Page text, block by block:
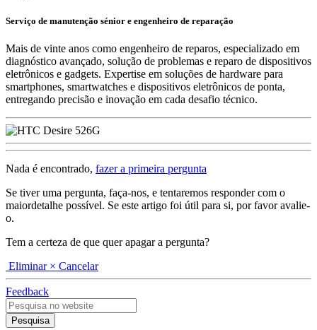
Serviço de manutenção sénior e engenheiro de reparação
Mais de vinte anos como engenheiro de reparos, especializado em
diagnóstico avançado, solução de problemas e reparo de dispositivos
eletrônicos e gadgets. Expertise em soluções de hardware para
smartphones, smartwatches e dispositivos eletrônicos de ponta,
entregando precisão e inovação em cada desafio técnico.
Nada é encontrado, fazer a primeira pergunta
Se tiver uma pergunta, faça-nos, e tentaremos responder com o
maiordetalhe possível. Se este artigo foi útil para si, por favor avalie-
o.
Tem a certeza de que quer apagar a pergunta?
Eliminar × Cancelar
Feedback